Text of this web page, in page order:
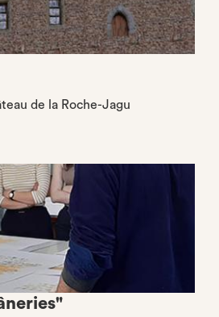
de la Roche-Jagu